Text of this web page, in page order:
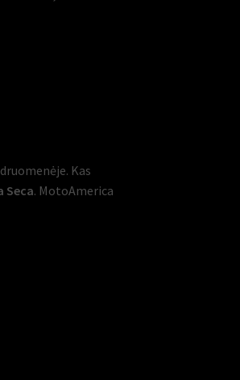
Kas
Seca. MotoAmerica